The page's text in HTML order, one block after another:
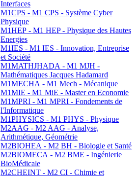
Interfaces
M1CPS - M1 CPS - Système Cyber
Physique
M1HEP - M1 HEP - Physique des Hautes
Energies
M1IES - M1 IES - Innovation, Entreprise
et Société
M1MATHJHADA - M1 MJH -
Mathématiques Jacques Hadamard
M1MECHA - M1 Mech - Mécanique
M1MIE - M1 MiE - Master en Economie
M1MPRI - M1 MPRI - Fondements de
l'Informatique
M1PHYSICS - M1 PHYS - Physique
M2AAG - M2 AAG - Analyse,
Arithmétique, Géométrie
M2BIOHEA - M2 BH - Biologie et Santé
M2BIOMECA - M2 BME - Ingénierie
BioMédicale
M2CHEINT - M2 CI - Chimie et